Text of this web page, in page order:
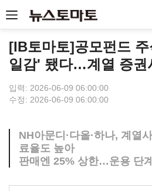
[IB토마토]공모펀드
일감' 됐다…계열 증권
입력: 2026-06-09 06:00:00
수정: 2026-06-09 06:00:00
NH아문디·다올·하나, 계열
료율도 높아
판매엔 25% 상한…운용 단